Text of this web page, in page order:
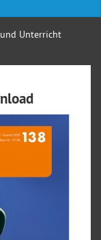
Unterricht